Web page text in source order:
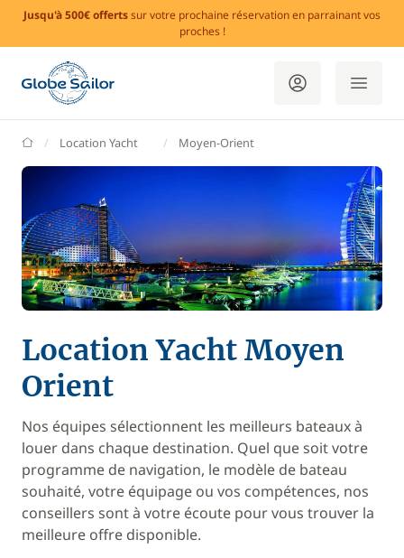
Jusqu'à 500€ offertssur votre prochaine réservation en parrainant vos
proches !
GlobeSailor
Location Yacht Moyen-Orient
Location Yacht Moyen
Orient
Nos équipes sélectionnent les meilleurs bateaux à
louer dans chaque destination. Quel que soit votre
programme de navigation, le modèle de bateau
souhaité, votre équipage ou vos compétences, nos
conseillers sont à votre écoute pour vous trouver la
meilleure offre disponible.